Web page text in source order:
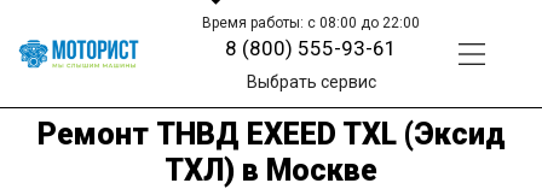
Время работы: с 08:00 до 22:00
8 (800) 555-93-61
Выбрать сервис
Ремонт ТНВД EXEED TXL (Эксид
ТХЛ) в Москве